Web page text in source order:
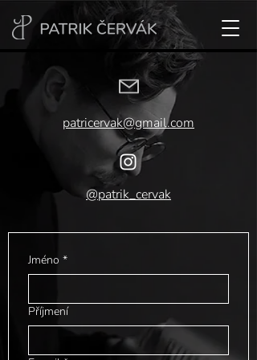
patricervak@gmail.com
@patrik_cervak
Jméno *
Příjmení